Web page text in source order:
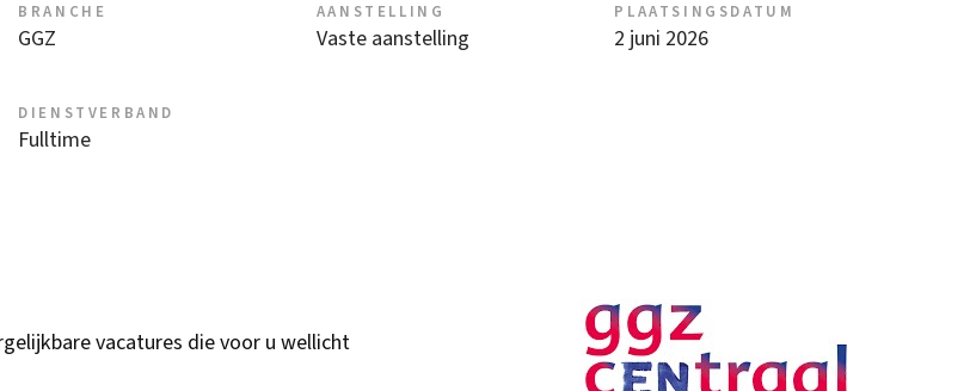
BRANCHE
GGZ
AANSTELLING
Vaste aanstelling
PLAATSINGSDATUM
2 juni 2026
DIENSTVERBAND
Fulltime
vacatures die voor u wellicht